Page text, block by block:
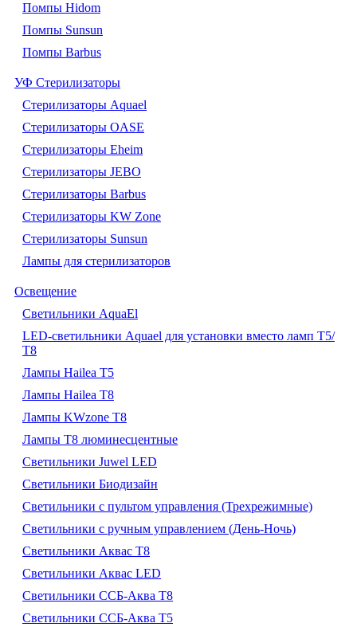
Помпы Hidom
Помпы Sunsun
Помпы Barbus
УФ Стерилизаторы
Стерилизаторы Aquael
Стерилизаторы OASE
Стерилизаторы Eheim
Стерилизаторы JEBO
Стерилизаторы Barbus
Стерилизаторы KW Zone
Стерилизаторы Sunsun
Лампы для стерилизаторов
Освещение
Cветильники AquaEl
LED-светильники Aquael для установки вместо ламп Т5/
Т8
Лампы Hailea Т5
Лампы Hailea Т8
Лампы KWzone Т8
Лампы Т8 люминесцентные
Светильники Juwel LED
Светильники Биодизайн
Светильники с пультом управления (Трехрежимные)
Светильники с ручным управлением (День-Ночь)
Светильники Аквас Т8
Светильники Аквас LED
Светильники ССБ-Аква Т8
Светильники ССБ-Аква Т5